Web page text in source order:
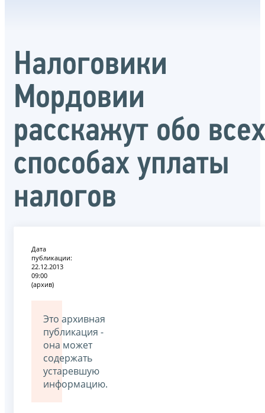
Налоговики
Мордовии
расскажут обо всех
способах уплаты
налогов
Дата
публикации:
22.12.2013
09:00
(архив)
Это архивная
публикация -
она может
содержать
устаревшую
информацию.